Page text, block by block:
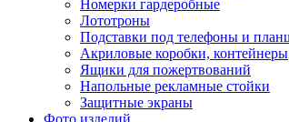
Номерки гардеробные
Лототроны
Подставки под телефоны и
Акриловые коробки, контейнеры
Ящики для пожертвований
Напольные рекламные стойки
Защитные экраны
Фото изделий